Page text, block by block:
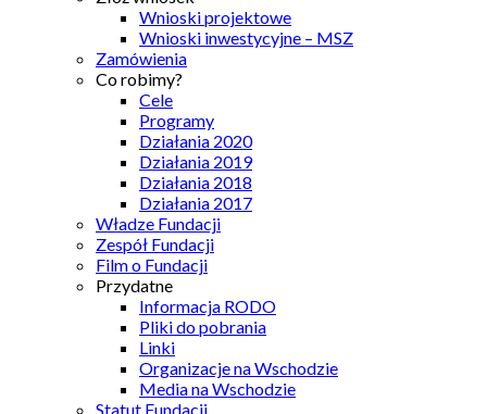
Wnioski projektowe
Wnioski inwestycyjne – MSZ
Zamówienia
Co robimy?
Cele
Programy
Działania 2020
Działania 2019
Działania 2018
Działania 2017
Władze Fundacji
Zespół Fundacji
Film o Fundacji
Przydatne
Informacja RODO
Pliki do pobrania
Linki
Organizacje na Wschodzie
Media na Wschodzie
Statut Fundacji